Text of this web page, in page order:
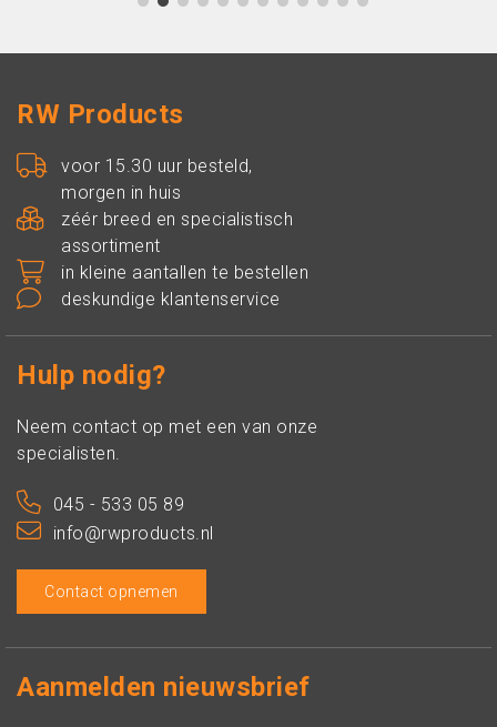
1 2 3 4 5 6 7 8 9 10 11 12
RW Products
voor 15.30 uur besteld,
morgen in huis
zéér breed en specialistisch
assortiment
in kleine aantallen te bestellen
deskundige klantenservice
Hulp nodig?
Neem contact op met een van onze
specialisten.
045 - 533 05 89
info@rwproducts.nl
Contact opnemen
Aanmelden nieuwsbrief